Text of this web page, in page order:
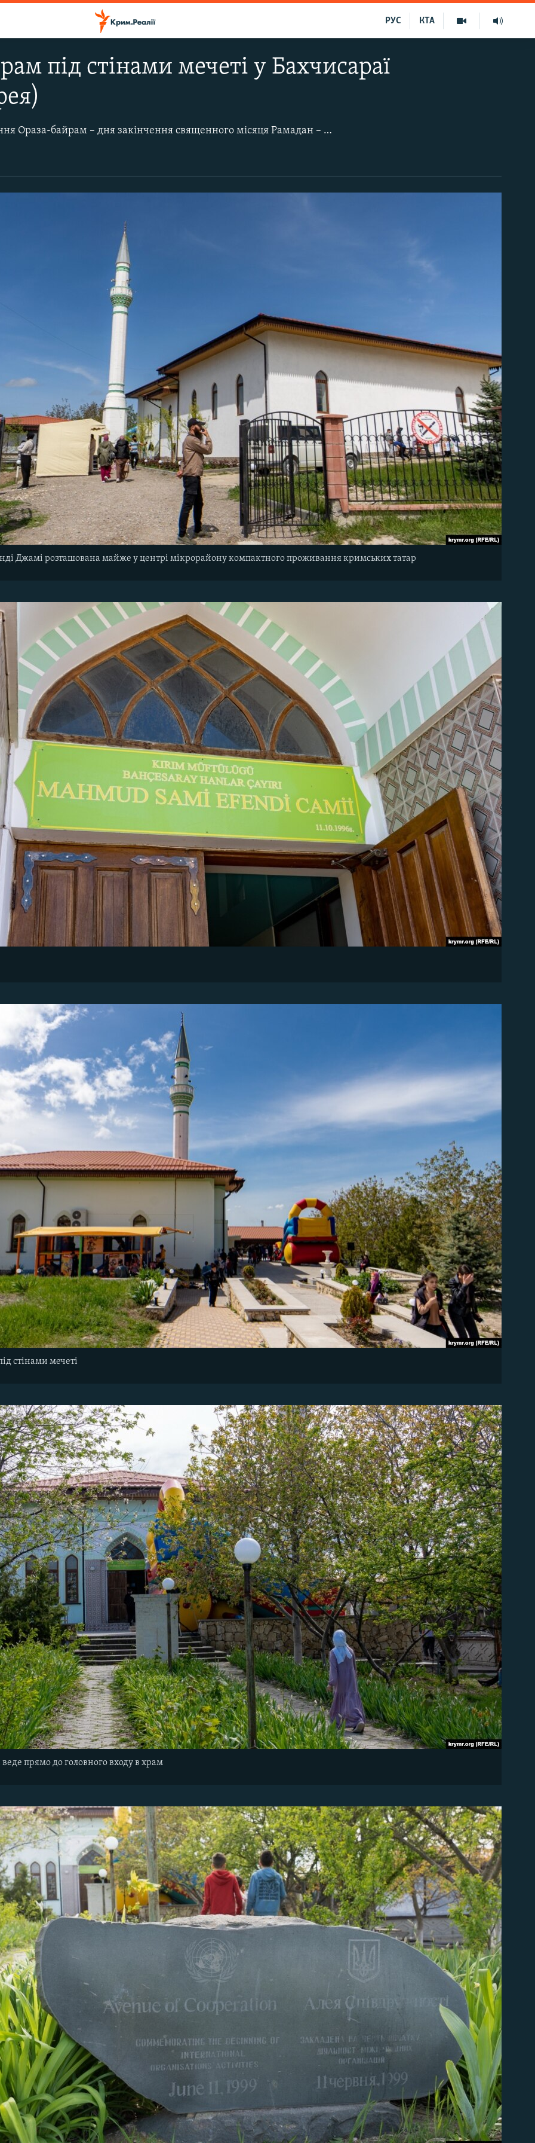
КТА
РУС
під стінами мечеті у Бахчисараї
Другий день святкування Ораза-байрам – дня закінчення священного місяця Рамадан – мусульманська громада бахчисарайського 6-го мікрорайону Хан-Чаїр традиційно присвятила дітям. Прямо на території тутешньої мечеті Махмуд-ефенді Джамі для них влаштували ігрові майданчики та атракціони, роздавали частування, а також провели дитячий турнір із національної боротьби куреш.
Джамі розташована майже у центрі мікрорайону компактного проживання кримських татар
стінами мечеті
прямо до головного входу в храм